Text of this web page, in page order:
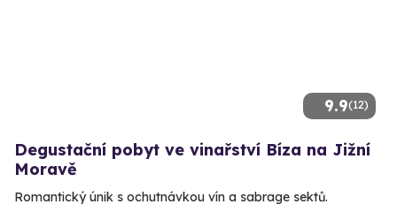
9.9(12)
Degustační pobyt ve vinařství Bíza na Jižní
Moravě
Romantický únik s ochutnávkou vín a sabrage sektů.